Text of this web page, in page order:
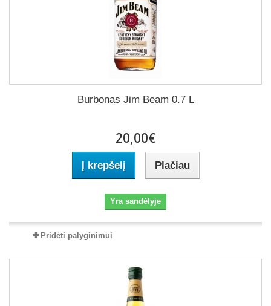
Burbonas Jim Beam 0.7 L
20,00€
Į krepšelį Plačiau
Yra sandėlyje
Pridėti palyginimui